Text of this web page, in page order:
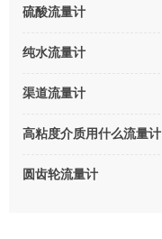
硫酸流量计
纯水流量计
渠道流量计
高粘度介质用什么流量计
圆齿轮流量计